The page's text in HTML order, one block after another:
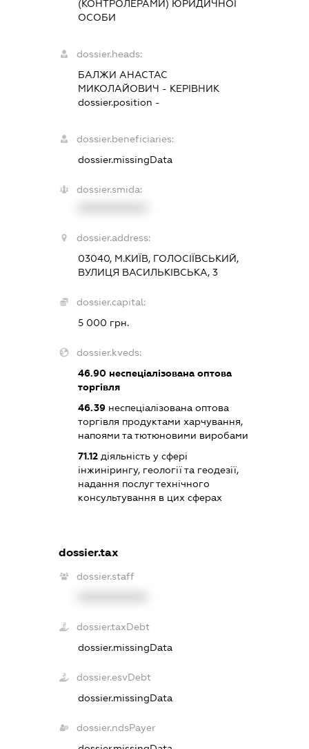
(КОНТРОЛЕРАМИ) ЮРИДИЧНОЇ
ОСОБИ
dossier.heads:
БАЛЖИ АНАСТАС
МИКОЛАЙОВИЧ - КЕРІВНИК
dossier.position -
dossier.beneficiaries:
dossier.missingData
dossier.smida:
dossier.address:
03040, М.КИЇВ, ГОЛОСІЇВСЬКИЙ,
ВУЛИЦЯ ВАСИЛЬКІВСЬКА, 3
dossier.capital:
5 000 грн.
dossier.kveds:
46.90 неспеціалізована оптова
торгівля
46.39 неспеціалізована оптова
торгівля продуктами харчування,
напоями та тютюновими виробами
71.12 діяльність у сфері
інжинірингу, геології та геодезії,
надання послуг технічного
консультування в цих сферах
dossier.tax
dossier.staff
dossier.taxDebt
dossier.missingData
dossier.esvDebt
dossier.missingData
dossier.ndsPayer